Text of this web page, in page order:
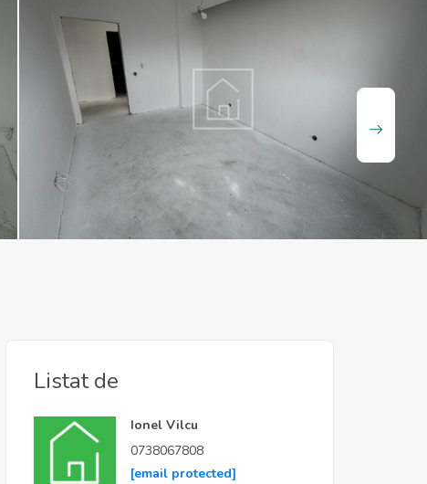
Listat de
Ionel Vilcu
0738067808
[email protected]